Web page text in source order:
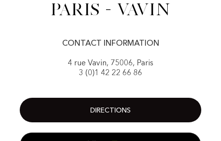
Paris - Vavin
CONTACT INFORMATION
4 rue Vavin, 75006, Paris
3 (0)1 42 22 66 86
DIRECTIONS